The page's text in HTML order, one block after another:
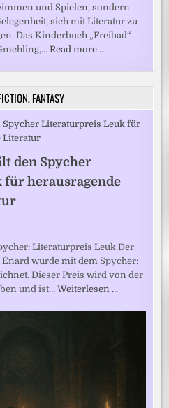
und Spielen, sondern
sich mit Literatur zu
Das Kinderbuch „Freibad“
Read more…
FANTASY
den Spycher
herausragende
Literaturpreis Leuk Der
wurde mit dem Spycher:
Dieser Preis wird von der
und ist…Weiterlesen …